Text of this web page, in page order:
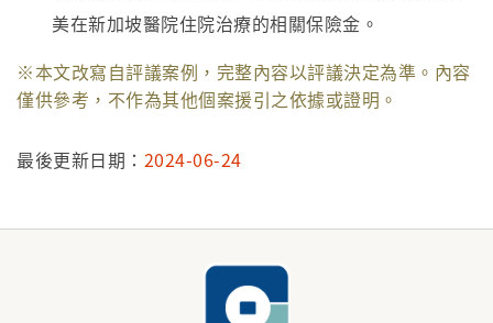
美在新加坡醫院住院治療的相關保險金。
※本文改寫自評議案例，完整內容以評議決定為準。內容
僅供參考，不作為其他個案援引之依據或證明。
最後更新日期： 2024-06-24